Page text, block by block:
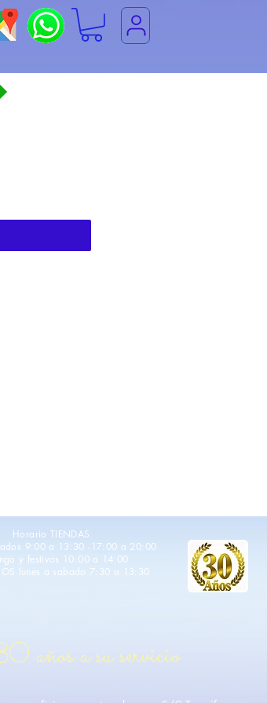
Horario TIENDAS
9:00 a 13:30 -17:00 a 20:00
y festivos 10:00 a 14:00
lunes a sabado 7:30 a 13:30
años a su servicio